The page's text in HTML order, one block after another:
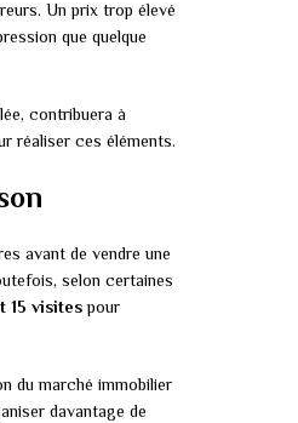
Un prix trop élevé
que quelque
contribuera à
réaliser ces éléments.
avant de vendre une
selon certaines
15 visitespour
du marché immobilier
davantage de